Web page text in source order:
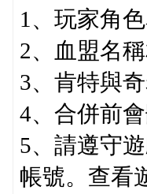
1、玩家角
2、血盟名
3、肯特與
4、合併前
5、請遵守
帳號。查看